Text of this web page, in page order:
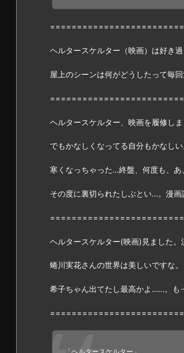
e・
で
信
れ
る
3.
ル
ー
ケ
タ
無
フ
ル
ヘルタースケルター（映画）は好き過
屋上のシーンは何がどうしたって毎
ヘルタースケルター、映画を履修し
でもかなしくなってる自分もかなしい
寒くなっちゃった…終盤、何度も、あ
その度に裏切られたしぶとい…。漫画
ヘルタースケルター(映画)見ました。
蜷川実花さんの世界は美しいですな。
希子ちゃん出てたし最高かよ……。も